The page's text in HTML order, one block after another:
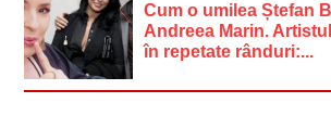
Cum o umilea Ștefan
Andreea Marin.
în repetate rânduri:...